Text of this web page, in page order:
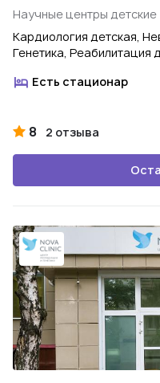
Научные центры детские
Кардиология детская,
Генетика, Реабилитация
Есть стационар
8 2 отзыва